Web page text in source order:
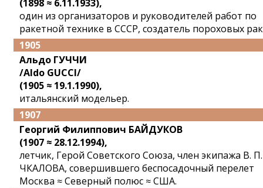
(1898 ≈ 6.11.1933),
один из организаторов и руководителей работ по
ракетной технике в СССР, создатель пороховых
1905
Альдо ГУЧЧИ
/Aldo GUCCI/
(1905 ≈ 19.1.1990),
итальянский модельер.
1907
Георгий Филиппович БАЙДУКОВ
(1907 ≈ 28.12.1994),
летчик, Герой Советского Союза, член экипажа В. П.
ЧКАЛОВА, совершившего беспосадочный перелет
Москва ≈ Северный полюс ≈ США.